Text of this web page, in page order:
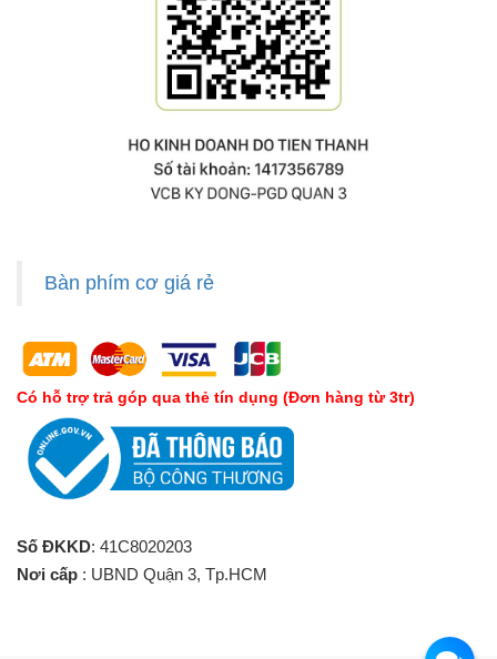
Bàn phím cơ giá rẻ
Có hỗ trợ trả góp qua thẻ tín dụng (Đơn hàng từ 3tr)
Số ĐKKD: 41C8020203
Nơi cấp : UBND Quận 3, Tp.HCM